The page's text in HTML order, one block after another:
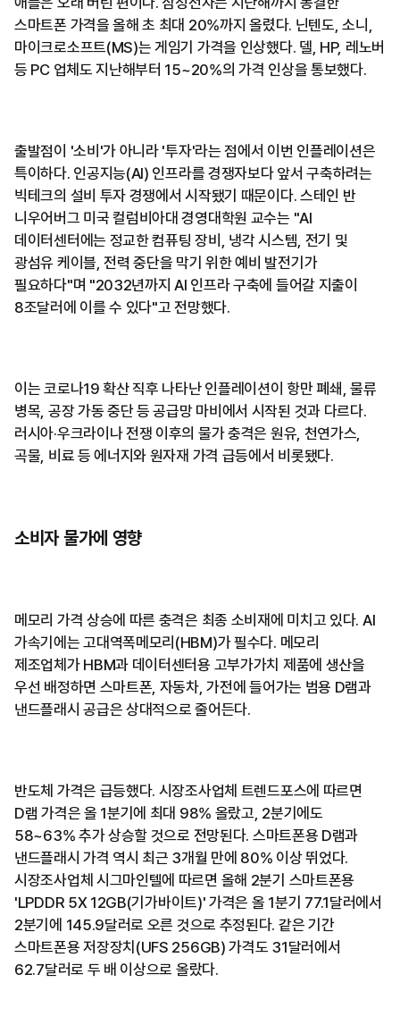
스마트폰 가격을 올해 초 최대 20%까지 올렸다. 닌텐도, 소니,
마이크로소프트(MS)는 게임기 가격을 인상했다. 델, HP, 레노버
등 PC 업체도 지난해부터 15~20%의 가격 인상을 통보했다.
출발점이 '소비'가 아니라 '투자'라는 점에서 이번 인플레이션은
특이하다. 인공지능(AI) 인프라를 경쟁자보다 앞서 구축하려는
빅테크의 설비 투자 경쟁에서 시작됐기 때문이다. 스테인 반
니우어버그 미국 컬럼비아대 경영대학원 교수는 "AI
데이터센터에는 정교한 컴퓨팅 장비, 냉각 시스템, 전기 및
광섬유 케이블, 전력 중단을 막기 위한 예비 발전기가
필요하다"며 "2032년까지 AI 인프라 구축에 들어갈 지출이
8조달러에 이를 수 있다"고 전망했다.
이는 코로나19 확산 직후 나타난 인플레이션이 항만 폐쇄, 물류
병목, 공장 가동 중단 등 공급망 마비에서 시작된 것과 다르다.
러시아·우크라이나 전쟁 이후의 물가 충격은 원유, 천연가스,
곡물, 비료 등 에너지와 원자재 가격 급등에서 비롯됐다.
소비자 물가에 영향
메모리 가격 상승에 따른 충격은 최종 소비재에 미치고 있다. AI
가속기에는 고대역폭메모리(HBM)가 필수다. 메모리
제조업체가 HBM과 데이터센터용 고부가가치 제품에 생산을
우선 배정하면 스마트폰, 자동차, 가전에 들어가는 범용 D램과
낸드플래시 공급은 상대적으로 줄어든다.
반도체 가격은 급등했다. 시장조사업체 트렌드포스에 따르면
D램 가격은 올 1분기에 최대 98% 올랐고, 2분기에도
58~63% 추가 상승할 것으로 전망된다. 스마트폰용 D램과
낸드플래시 가격 역시 최근 3개월 만에 80% 이상 뛰었다.
시장조사업체 시그마인텔에 따르면 올해 2분기 스마트폰용
'LPDDR 5X 12GB(기가바이트)' 가격은 올 1분기 77.1달러에서
2분기에 145.9달러로 오른 것으로 추정된다. 같은 기간
스마트폰용 저장장치(UFS 256GB) 가격도 31달러에서
62.7달러로 두 배 이상으로 올랐다.